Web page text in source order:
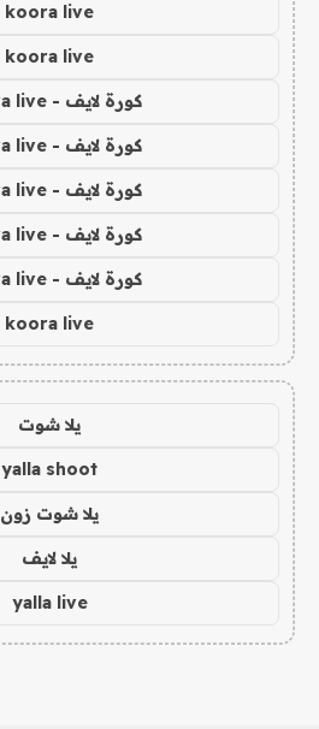
koora live
koora live
كورة لايف - koora live
كورة لايف - koora live
كورة لايف - koora live
كورة لايف - koora live
كورة لايف - koora live
koora live
يلا شوت
yalla shoot
يلا شوت زون
يلا لايف
yalla live